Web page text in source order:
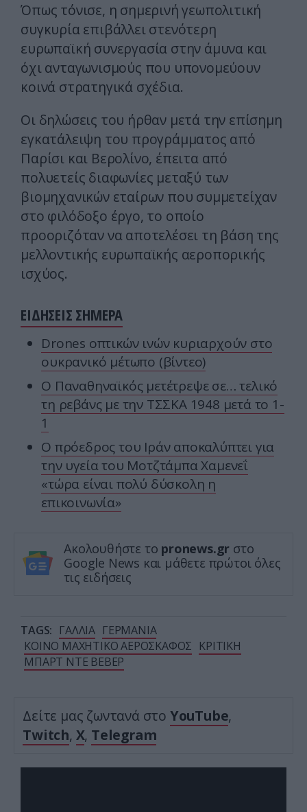
Όπως τόνισε, η σημερινή γεωπολιτική
συγκυρία επιβάλλει στενότερη
ευρωπαϊκή συνεργασία στην άμυνα και
όχι ανταγωνισμούς που υπονομεύουν
κοινά στρατηγικά σχέδια.
Οι δηλώσεις του ήρθαν μετά την επίσημη
εγκατάλειψη του προγράμματος από
Παρίσι και Βερολίνο, έπειτα από
πολυετείς διαφωνίες μεταξύ των
βιομηχανικών εταίρων που συμμετείχαν
στο φιλόδοξο έργο, το οποίο
προοριζόταν να αποτελέσει τη βάση της
μελλοντικής ευρωπαϊκής αεροπορικής
ισχύος.
ΕΙΔΗΣΕΙΣ ΣΗΜΕΡΑ
Drones οπτικών ινών κυριαρχούν στο
ουκρανικό μέτωπο (βίντεο)
Ο Παναθηναϊκός μετέτρεψε σε… τελικό
τη ρεβάνς με την ΤΣΣΚΑ 1948 μετά το 1-
1
Ο πρόεδρος του Ιράν αποκαλύπτει για
την υγεία του Μοτζτάμπα Χαμενεΐ
«τώρα είναι πολύ δύσκολη η
επικοινωνία»
Ακολουθήστε το pronews.gr στο
Google News και μάθετε πρώτοι όλες
τις ειδήσεις
TAGS: ΓΑΛΛΙΑ ΓΕΡΜΑΝΙΑ
ΚΟΙΝΟ ΜΑΧΗΤΙΚΟ ΑΕΡΟΣΚΑΦΟΣ ΚΡΙΤΙΚΗ
ΜΠΑΡΤ ΝΤΕ ΒΕΒΕΡ
Δείτε μας ζωντανά στο YouTube,
Twitch, X, Telegram